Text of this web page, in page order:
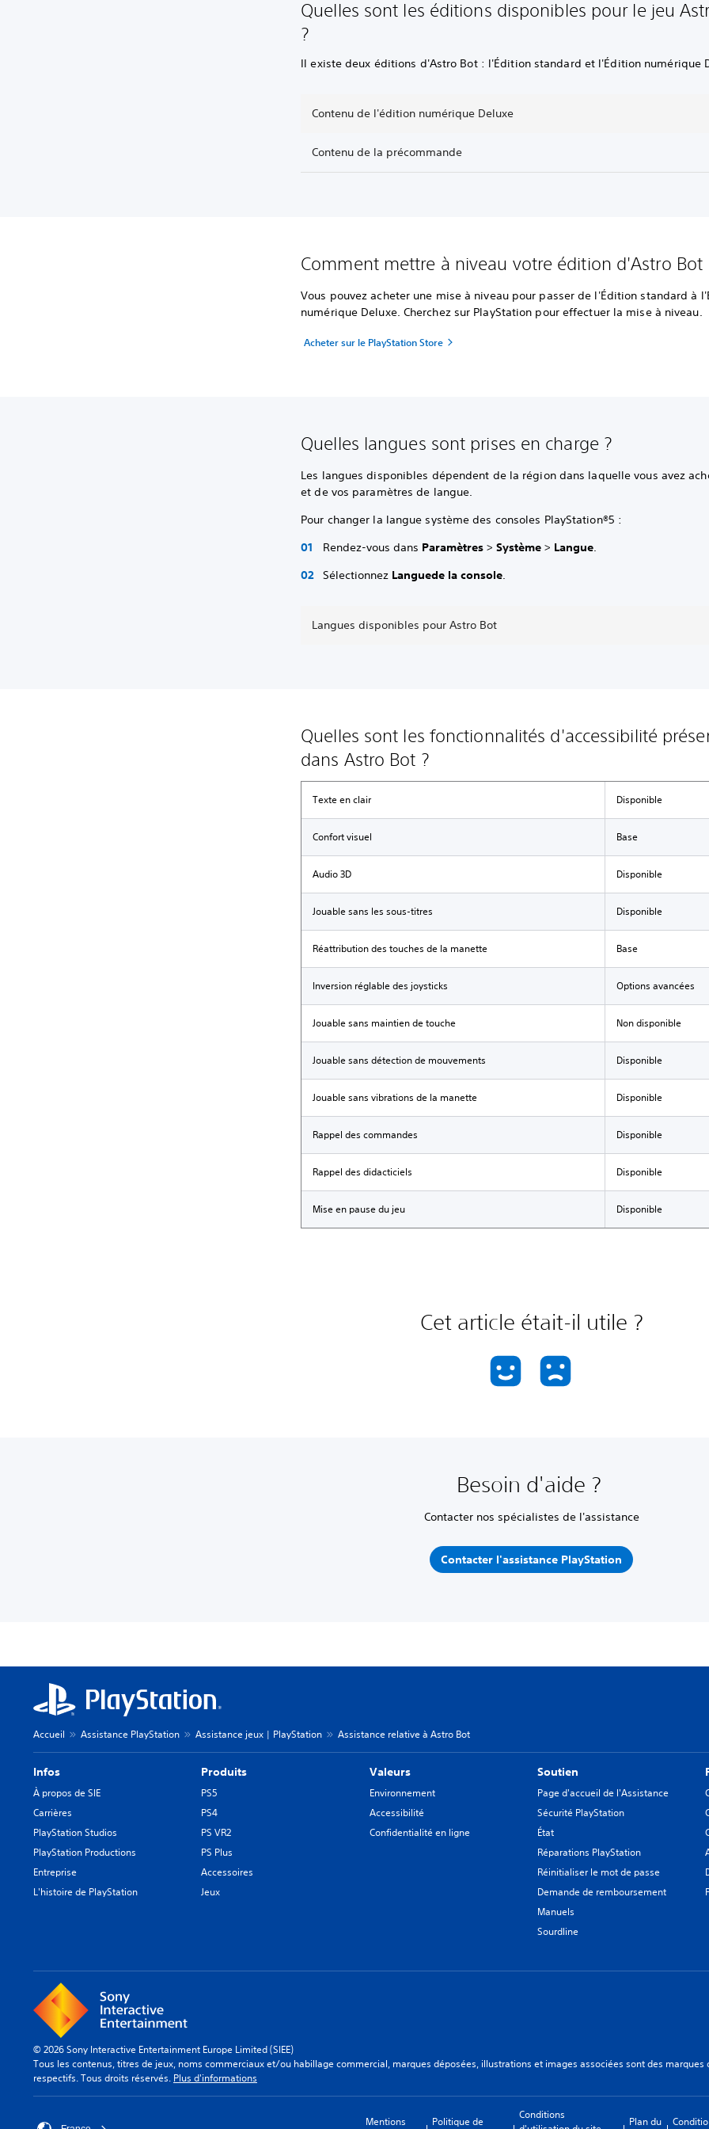
Quelles sont les éditions disponibles pour le jeu
?
Il existe deux éditions d'Astro Bot : l'Édition standard et l'Édition numérique
Contenu de l'édition numérique Deluxe
Contenu de la précommande
Comment mettre à niveau votre édition d'Astro Bot
Vous pouvez acheter une mise à niveau pour passer de l'Édition standard à
numérique Deluxe. Cherchez sur PlayStation pour effectuer la mise à niveau.
Acheter sur le PlayStation Store
Quelles langues sont prises en charge ?
Les langues disponibles dépendent de la région dans laquelle vous avez
et de vos paramètres de langue.
Pour changer la langue système des consoles PlayStation®5 :
Rendez-vous dans Paramètres >Système > Langue.
Sélectionnez Languede la console.
Langues disponibles pour Astro Bot
Quelles sont les fonctionnalités d'accessibilité
dans Astro Bot ?
Texte en clair Disponible
Confort visuel Base
Audio 3D Disponible
Jouable sans les sous-titres Disponible
Réattribution des touches de la manette Base
Inversion réglable des joysticks Options avancées
Jouable sans maintien de touche Non disponible
Jouable sans détection de mouvements Disponible
Jouable sans vibrations de la manette Disponible
Rappel des commandes Disponible
Rappel des didacticiels Disponible
Mise en pause du jeu Disponible
Cet article était-il utile ?
Besoin d'aide ?
Contacter nos spécialistes de l'assistance
Contacter l'assistance PlayStation
Accueil Assistance PlayStation Assistance jeux | PlayStation Assistance relative à Astro Bot
Infos
À propos de SIE
Carrières
PlayStation Studios
PlayStation Productions
Entreprise
L'histoire de PlayStation
Produits
PS5
PS4
PS VR2
PS Plus
Accessoires
Jeux
Valeurs
Environnement
Accessibilité
Confidentialité en ligne
Soutien
Page d'accueil de l'Assistance
Sécurité PlayStation
État
Réparations PlayStation
Réinitialiser le mot de passe
Demande de remboursement
Manuels
Sourdline
© 2026 Sony Interactive Entertainment Europe Limited (SIEE)
Tous les contenus, titres de jeux, noms commerciaux et/ou habillage commercial, marques déposées, illustrations et images associées sont des
respectifs. Tous droits réservés. Plus d'informations
Mentions
Politique de
Conditions
Plan du